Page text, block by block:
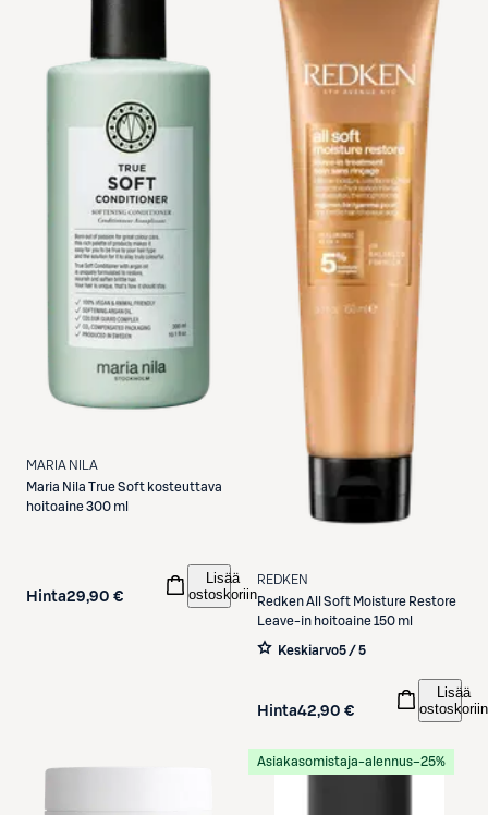
MARIA NILA
Maria Nila True Soft kosteuttava
hoitoaine 300 ml
Hinta29,90 €
Lisää
ostoskoriin
REDKEN
RedkenAll Soft Moisture Restore
Leave-in hoitoaine 150 ml
Keskiarvo5 / 5
Hinta42,90 €
Lisää
ostoskoriin
Asiakasomistaja-alennus−25%